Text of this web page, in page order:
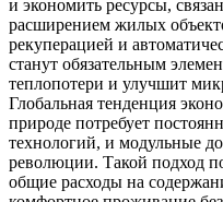
и экономить ресурсы,
расширением жилых
рекуперацией и
станут обязательным
теплопотери и улучшит
Глобальная тенденция
природе потребует
технологий, и модульные
революции. Такой подход
общие расходы на